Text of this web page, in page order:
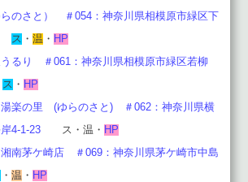
のさと） ＃054：神奈川県相模原市緑区下
ス ・ 温 ・ HP
るり ＃061：神奈川県相模原市緑区若柳
ス ・ HP
楽の里 (ゆらのさと) ＃062：神奈川県横
4-1-23 ス・温・ HP
南茅ケ崎店 ＃069：神奈川県茅ケ崎市中島
・ 温 ・ HP